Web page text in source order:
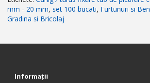
mm - 20 mm, set 100 bucati, Furtunuri si
Gradina si Bricolaj
Informaţii